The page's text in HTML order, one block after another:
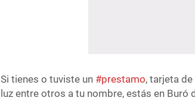
Si tienes o tuviste un #prestamo, tarjeta
luz entre otros a tu nombre, estás en Buró